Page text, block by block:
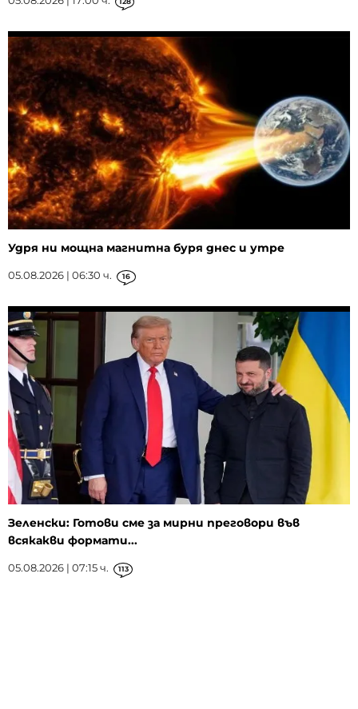
Удря ни мощна магнитна буря днес и утре
05.08.2026 | 06:30 ч. 16
Зеленски: Готови сме за мирни преговори във
всякакви формати...
05.08.2026 | 07:15 ч. 113